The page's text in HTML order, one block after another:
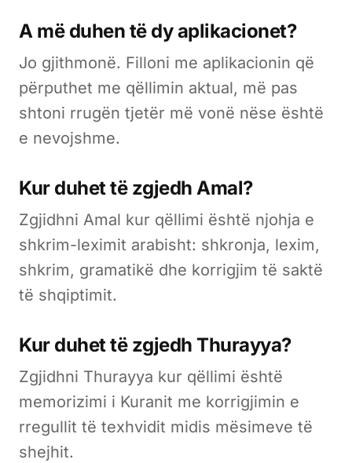
A më duhen të dy aplikacionet?
Jo gjithmonë. Filloni me aplikacionin që
përputhet me qëllimin aktual, më pas
shtoni rrugën tjetër më vonë nëse është
e nevojshme.
Kur duhet të zgjedh Amal?
Zgjidhni Amal kur qëllimi është njohja e
shkrim-leximit arabisht: shkronja, lexim,
shkrim, gramatikë dhe korrigjim të saktë
të shqiptimit.
Kur duhet të zgjedh Thurayya?
Zgjidhni Thurayya kur qëllimi është
memorizimi i Kuranit me korrigjimin e
rregullit të texhvidit midis mësimeve të
shejhit.